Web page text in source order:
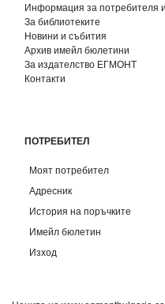
Информация за потребителя
За библиотеките
Новини и събития
Архив имейл бюлетини
За издателство ЕГМОНТ
Контакти
ПОТРЕБИТЕЛ
Моят потребител
Адресник
История на поръчките
Имейл бюлетин
Изход